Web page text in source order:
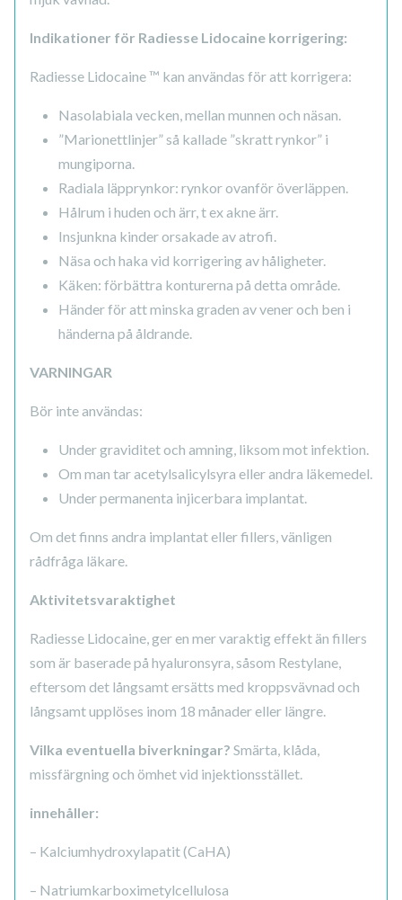
Indikationer för Radiesse Lidocaine korrigering:
Radiesse Lidocaine ™ kan användas för att korrigera:
Nasolabiala vecken, mellan munnen och näsan.
”Marionettlinjer” så kallade ”skratt rynkor” i
mungiporna.
Radiala läpprynkor: rynkor ovanför överläppen.
Hålrum i huden och ärr, t ex akne ärr.
Insjunkna kinder orsakade av atrofi.
Näsa och haka vid korrigering av håligheter.
Käken: förbättra konturerna på detta område.
Händer för att minska graden av vener och ben i
händerna på åldrande.
VARNINGAR
Bör inte användas:
Under graviditet och amning, liksom mot infektion.
Om man tar acetylsalicylsyra eller andra läkemedel.
Under permanenta injicerbara implantat.
Om det finns andra implantat eller fillers, vänligen
rådfråga läkare.
Aktivitetsvaraktighet
Radiesse Lidocaine, ger en mer varaktig effekt än fillers
som är baserade på hyaluronsyra, såsom Restylane,
eftersom det långsamt ersätts med kroppsvävnad och
långsamt upplöses inom 18 månader eller längre.
Vilka eventuella biverkningar? Smärta, klåda,
missfärgning och ömhet vid injektionsstället.
innehåller:
– Kalciumhydroxylapatit (CaHA)
– Natriumkarboximetylcellulosa